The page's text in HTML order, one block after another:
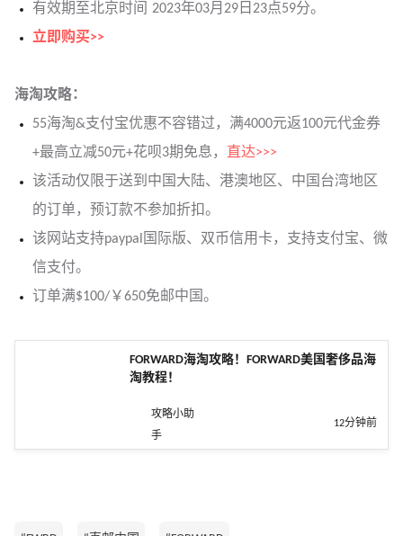
有效期至北京时间 2023年03月29日23点59分。
立即购买>>
海淘攻略：
55海淘&支付宝优惠不容错过，满4000元返100元代金券
+最高立减50元+花呗3期免息，
直达>>>
该活动仅限于送到中国大陆、港澳地区、中国台湾地区
的订单，预订款不参加折扣。
该网站支持paypal国际版、双币信用卡，支持支付宝、微
信支付。
订单满$100/￥650免邮中国。
FORWARD海淘攻略！FORWARD美国奢侈品海
淘教程！
攻略小助
手
12分钟前